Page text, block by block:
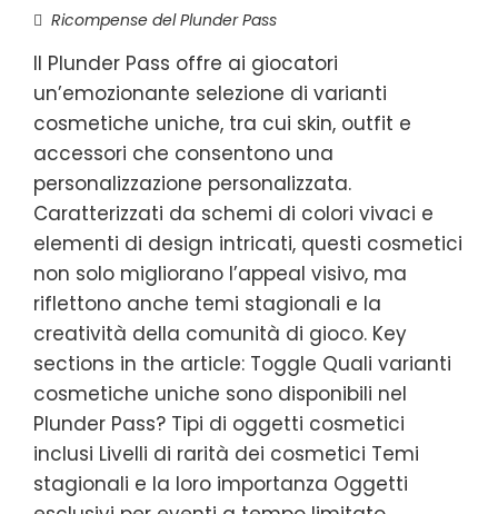
Ricompense del Plunder Pass
Il Plunder Pass offre ai giocatori
un’emozionante selezione di varianti
cosmetiche uniche, tra cui skin, outfit e
accessori che consentono una
personalizzazione personalizzata.
Caratterizzati da schemi di colori vivaci e
elementi di design intricati, questi cosmetici
non solo migliorano l’appeal visivo, ma
riflettono anche temi stagionali e la
creatività della comunità di gioco. Key
sections in the article: Toggle Quali varianti
cosmetiche uniche sono disponibili nel
Plunder Pass? Tipi di oggetti cosmetici
inclusi Livelli di rarità dei cosmetici Temi
stagionali e la loro importanza Oggetti